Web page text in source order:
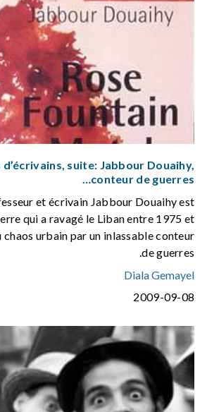
suite: Jabbour Douaihy,
conteur de guerres…
et écrivain Jabbour Douaihy est
qui a ravagé le Liban entre 1975 et
urbain par un inlassable conteur
de guerres.
Diala Gemayel
2009-09-08